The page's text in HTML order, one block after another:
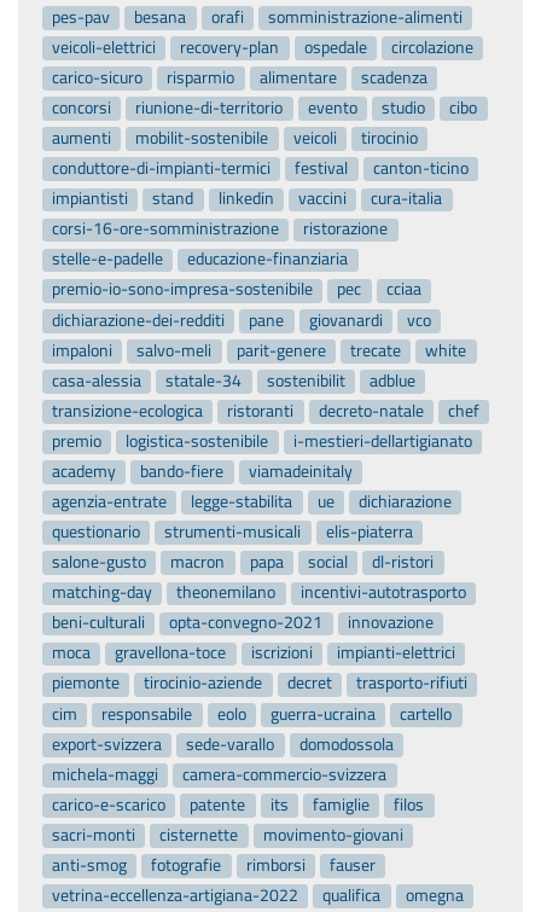
pes-pav
besana orafi
somministrazione-alimenti
veicoli-elettrici
recovery-plan ospedale
circolazione
carico-sicuro
risparmio alimentare
scadenza
concorsi
riunione-di-territorio evento studio
cibo
aumenti
mobilit-sostenibile veicoli
tirocinio
conduttore-di-impianti-termici
festival
canton-ticino
impiantisti
stand linkedin vaccini
cura-italia
corsi-16-ore-somministrazione
ristorazione
stelle-e-padelle
educazione-finanziaria
premio-io-sono-impresa-sostenibile
pec
cciaa
dichiarazione-dei-redditi
pane giovanardi
vco
impaloni
salvo-meli parit-genere trecate
white
casa-alessia
statale-34 sostenibilit
adblue
transizione-ecologica
ristoranti decreto-natale
chef
premio
logistica-sostenibile
i-mestieri-dellartigianato
academy
bando-fiere
viamadeinitaly
agenzia-entrate
legge-stabilita ue
dichiarazione
questionario
strumenti-musicali
elis-piaterra
salone-gusto
macron papa social
dl-ristori
matching-day
theonemilano
incentivi-autotrasporto
beni-culturali
opta-convegno-2021
innovazione
moca
gravellona-toce iscrizioni
impianti-elettrici
piemonte
tirocinio-aziende decret
trasporto-rifiuti
cim
responsabile eolo guerra-ucraina
cartello
export-svizzera
sede-varallo
domodossola
michela-maggi
camera-commercio-svizzera
carico-e-scarico
patente its famiglie
filos
sacri-monti
cisternette
movimento-giovani
anti-smog
fotografie rimborsi
fauser
vetrina-eccellenza-artigiana-2022
qualifica
omegna